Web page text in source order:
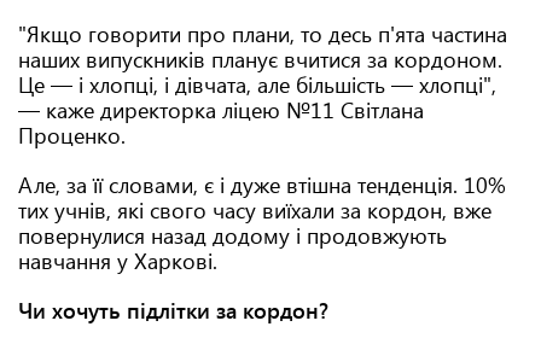
"Якщо говорити про плани, то десь п'ята частина
наших випускників планує вчитися за кордоном.
Це — і хлопці, і дівчата, але більшість — хлопці",
— каже директорка ліцею №11 Світлана
Проценко.
Але, за її словами, є і дуже втішна тенденція. 10%
тих учнів, які свого часу виїхали за кордон, вже
повернулися назад додому і продовжують
навчання у Харкові.
Чи хочуть підлітки за кордон?